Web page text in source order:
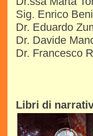
Sig. Enrico
Dr. Eduardo
Dr. Davide
Dr. Francesco
Libri di